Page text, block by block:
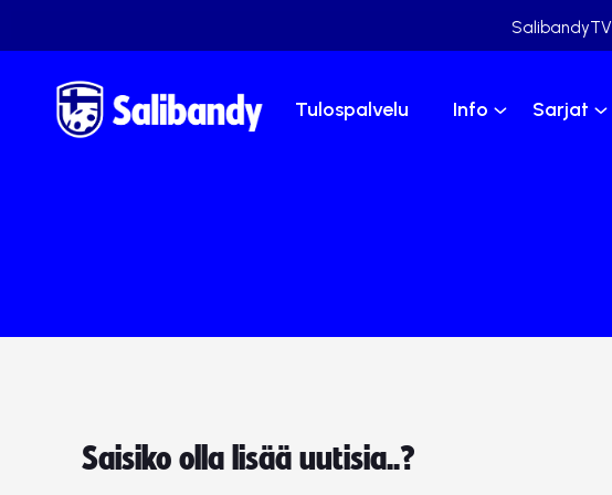
SalibandyTV
Tulospalvelu Info Sarjat
Saisiko olla lisää uutisia..?